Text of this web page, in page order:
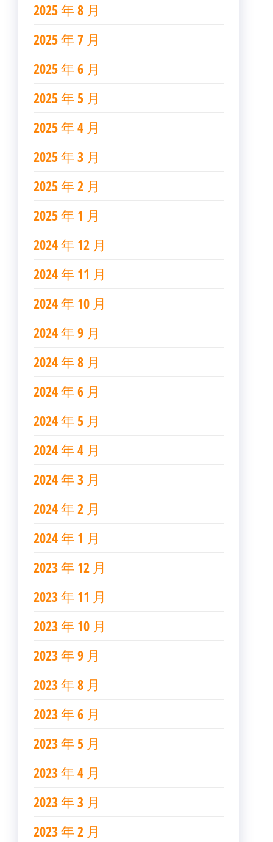
2025 年 8 月
2025 年 7 月
2025 年 6 月
2025 年 5 月
2025 年 4 月
2025 年 3 月
2025 年 2 月
2025 年 1 月
2024 年 12 月
2024 年 11 月
2024 年 10 月
2024 年 9 月
2024 年 8 月
2024 年 6 月
2024 年 5 月
2024 年 4 月
2024 年 3 月
2024 年 2 月
2024 年 1 月
2023 年 12 月
2023 年 11 月
2023 年 10 月
2023 年 9 月
2023 年 8 月
2023 年 6 月
2023 年 5 月
2023 年 4 月
2023 年 3 月
2023 年 2 月